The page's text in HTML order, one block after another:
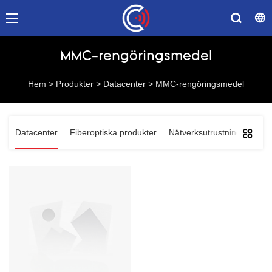
MMC-rengöringsmedel
Hem > Produkter > Datacenter > MMC-rengöringsmedel
Datacenter Fiberoptiska produkter Nätverksutrustning